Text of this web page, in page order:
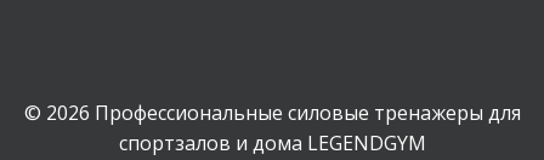
© 2026 Профессиональные силовые тренажеры для
спортзалов и дома LEGENDGYM